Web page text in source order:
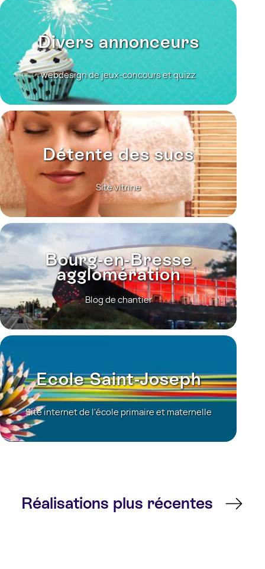
Divers annonceurs
webdesign de jeux-concours et quizz
Détente des sucs
Site vitrine
Bourg-en-Bresse
agglomération
Blog de chantier
Ecole Saint-Joseph
Site internet de l'école primaire et maternelle
Réalisations plus récentes